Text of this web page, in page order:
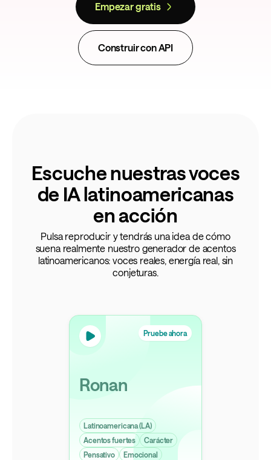
Empezar gratis
Construir con API
Escuche nuestras voces
de IA latinoamericanas
en acción
Pulsa reproducir y tendrás una idea de cómo
suena realmente nuestro generador de acentos
latinoamericanos: voces reales, energía real, sin
conjeturas.
Pruebe ahora
Ronan
Latinoamericana (LA)
Acentos fuertes
Carácter
Pensativo
Emocional